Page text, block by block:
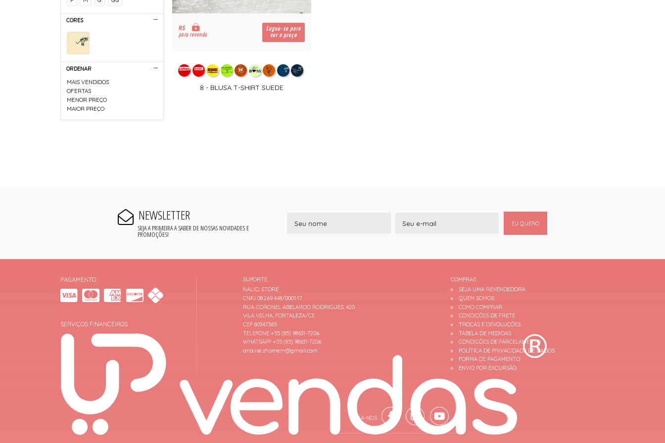
CORES
ORDENAR
MAIS VENDIDOS
OFERTAS
MENOR PREÇO
MAIOR PREÇO
R$
para revenda
Logue-se para
ver o preço
8 - BLUSA T-SHIRT SUEDE
NEWSLETTER
SEJA A PRIMEIRA A SABER DE NOSSAS NOVIDADES E
PROMOÇÕES!
EU QUERO
PAGAMENTO
SERVIÇOS FINANCEIROS
SUPORTE
NALICI STORE
CNPJ 08.269.448/0001-17
RUA CORONEL ABELARDO RODRIGUES, 420
VILA VELHA, FORTALEZA/CE
CEP 60347365
TELEFONE +55 (85) 98631-7206
WHATSAPP +55 (85) 98631-7206
analise.zhomem@gmail.com
COMPRAS
SEJA UMA REVENDEDORA
QUEM SOMOS
COMO COMPRAR
CONDIÇÕES DE FRETE
TROCAS E DEVOLUÇÕES
TABELA DE MEDIDAS
CONDIÇÕES DE PARCELAMENTO
POLÍTICA DE PRIVACIDADE DE DADOS
FORMA DE PAGAMENTO
ENVIO POR EXCURSÃO